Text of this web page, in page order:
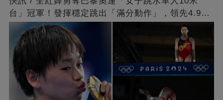
台」冠軍！發揮穩定跳出「滿分動作」，領先4.9分
擊敗陳芋汐